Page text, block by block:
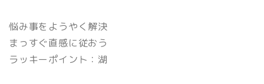
悩み事をようやく解決
まっすぐ直感に従おう
ラッキーポイント：湖